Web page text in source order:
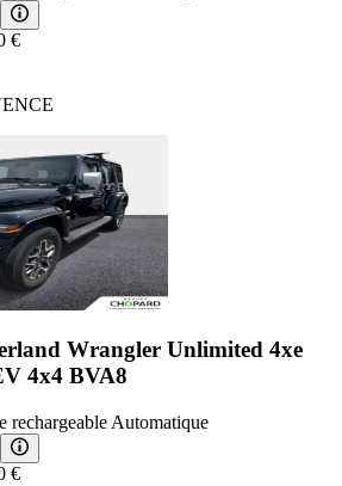
€
Wrangler Unlimited 4xe
4x4 BVA8
rechargeable Automatique
€